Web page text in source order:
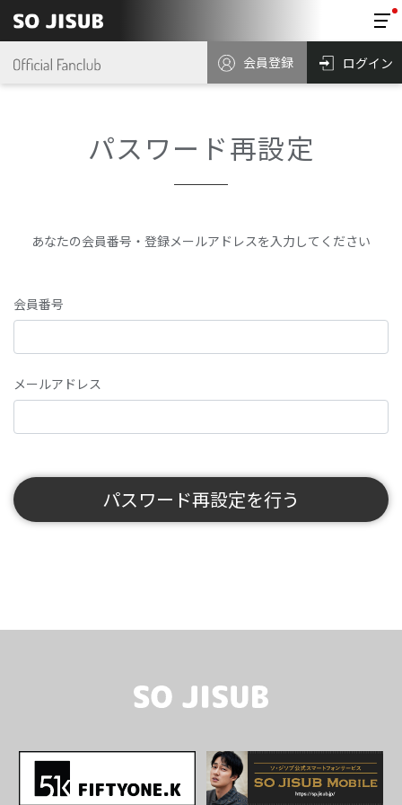
会員登録 ログイン
パスワード再設定
あなたの会員番号・登録メールアドレスを入力してください
会員番号
メールアドレス
パスワード再設定を行う